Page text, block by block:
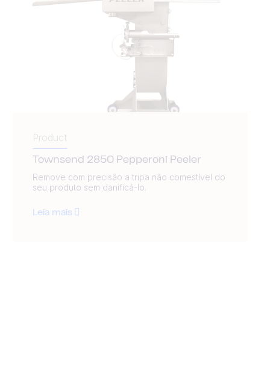
Product
Townsend 2850 Pepperoni Peeler
Remove com precisão a tripa não comestível do
seu produto sem danificá-lo.
Leia mais